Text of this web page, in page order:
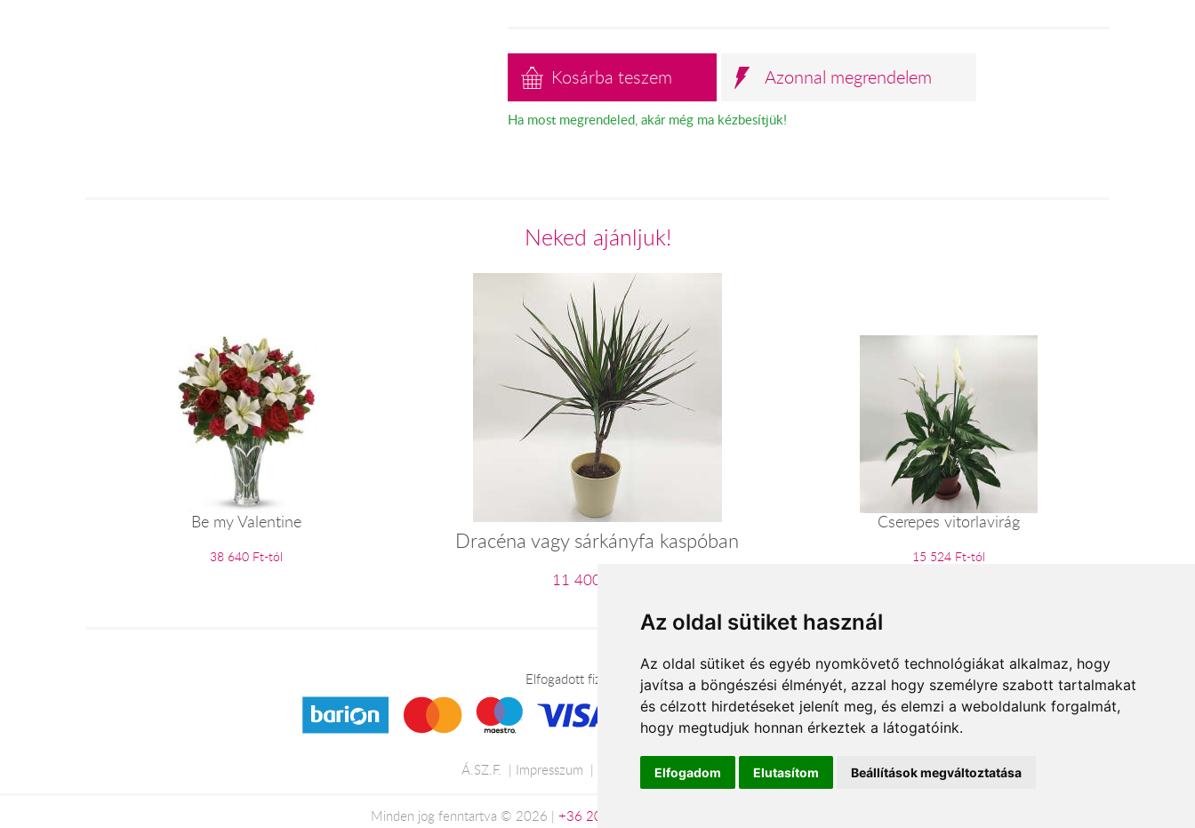
Az oldal sütiket használ
Az oldal sütiket és egyéb nyomkövető technológiákat alkalmaz, hogy
javítsa a böngészési élményét, azzal hogy személyre szabott tartalmakat
és célzott hirdetéseket jelenít meg, és elemzi a weboldalunk forgalmát,
hogy megtudjuk honnan érkeztek a látogatóink.
Elfogadom Elutasítom Beállítások megváltoztatása
Kosárba teszem Azonnal megrendelem
Ha most megrendeled, akár még ma kézbesítjük!
Neked ajánljuk!
Be my Valentine
38 640 Ft-tól
Dracéna vagy sárkányfa kaspóban
11 400 Ft-tól
Cserepes vitorlavirág
15 524 Ft-tól
Elfogadott fizetési módok
Á.SZ.F. Impresszum Adatkezelési tájékoztató
Minden jog fenntartva © 2026 | +36 20 488-8362